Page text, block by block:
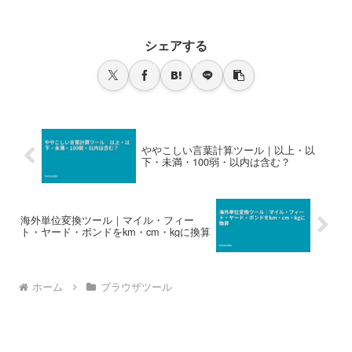
シェアする
ややこしい言葉計算ツール｜以上・以
下・未満・100弱・以内は含む？
海外単位変換ツール｜マイル・フィー
ト・ヤード・ポンドをkm・cm・kgに換算
ホーム ブラウザツール